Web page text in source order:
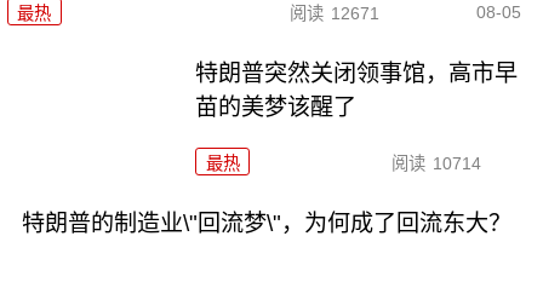
最热 阅读 12671 08-05
特朗普突然关闭领事馆，高市早
苗的美梦该醒了
最热 阅读 10714
特朗普的制造业\"回流梦\"，为何成了回流东大？